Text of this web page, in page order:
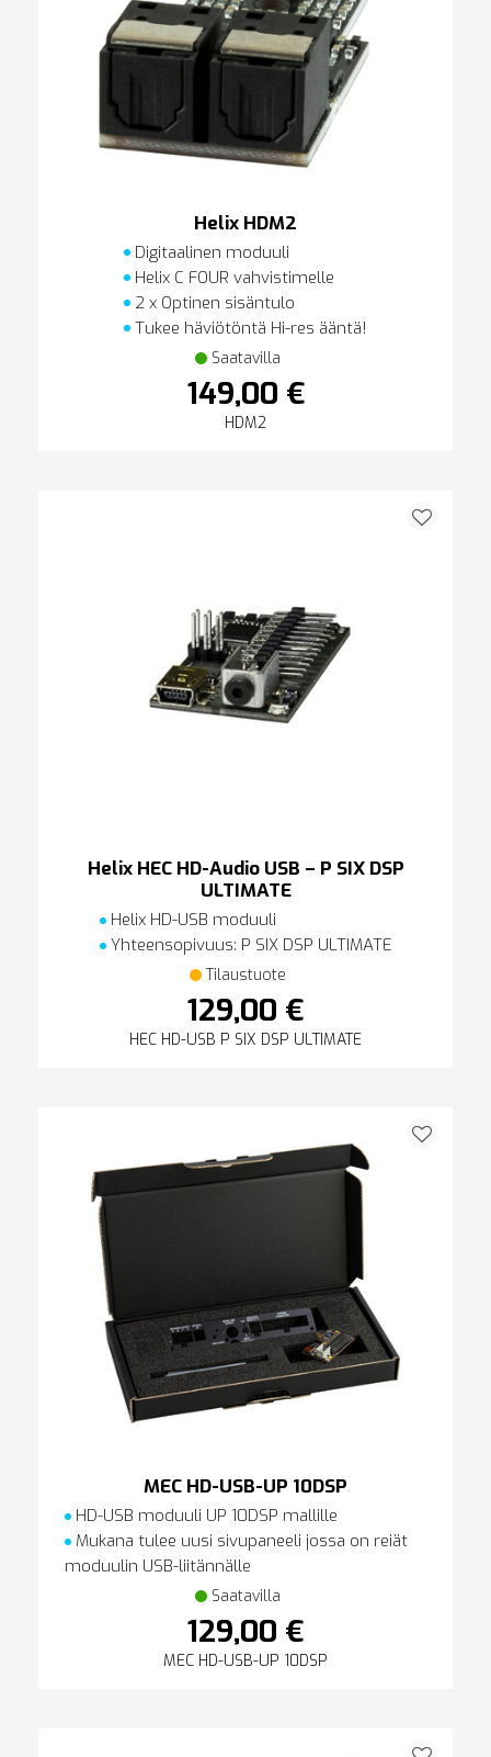
Helix HDM2
Digitaalinen moduuli
Helix C FOUR vahvistimelle
2 x Optinen sisäntulo
Tukee häviötöntä Hi-res ääntä!
Saatavilla
149,00 €
HDM2
Helix HEC HD-Audio USB – P SIX DSP
ULTIMATE
Helix HD-USB moduuli
Yhteensopivuus: P SIX DSP ULTIMATE
Tilaustuote
129,00 €
HEC HD-USB P SIX DSP ULTIMATE
MEC HD-USB-UP 10DSP
HD-USB moduuli UP 10DSP mallille
Mukana tulee uusi sivupaneeli jossa on reiät
moduulin USB-liitännälle
Saatavilla
129,00 €
MEC HD-USB-UP 10DSP